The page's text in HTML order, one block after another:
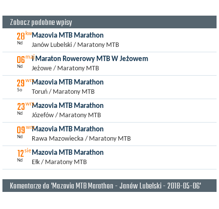
Zobacz podobne wpisy
28 kw
Nd
Mazovia MTB Marathon
Janów Lubelski / Maratony MTB
06maj
Nd
I Maraton Rowerowy MTB W Jeżowem
Jeżowe / Maratony MTB
29wrz
So
Mazovia MTB Marathon
Toruń / Maratony MTB
23wrz
Nd
Mazovia MTB Marathon
Józefów / Maratony MTB
09wrz
Nd
Mazovia MTB Marathon
Rawa Mazowiecka / Maratony MTB
12sie
Nd
Mazovia MTB Marathon
Ełk / Maratony MTB
Komentarze do 'Mazovia MTB Marathon - Janów Lubelski - 2018-05-06'